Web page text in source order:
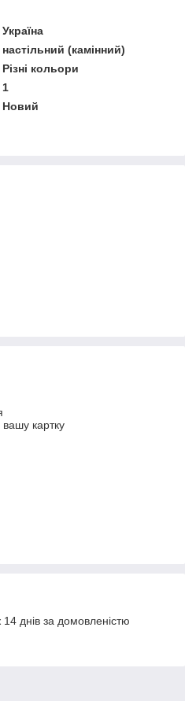
Україна
настільний (камінний)
Різні кольори
1
Новий
картку
днів за домовленістю